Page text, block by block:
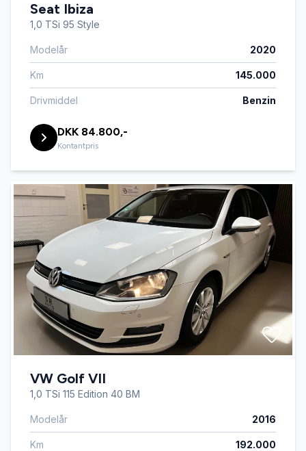
Seat Ibiza
1,0 TSi 95 Style
Modelår 2020
Km 145.000
Drivmiddel Benzin
DKK 84.800,-
Kontantpris
VW Golf VII
1,0 TSi 115 Edition 40 BM
Modelår 2016
Km 192.000